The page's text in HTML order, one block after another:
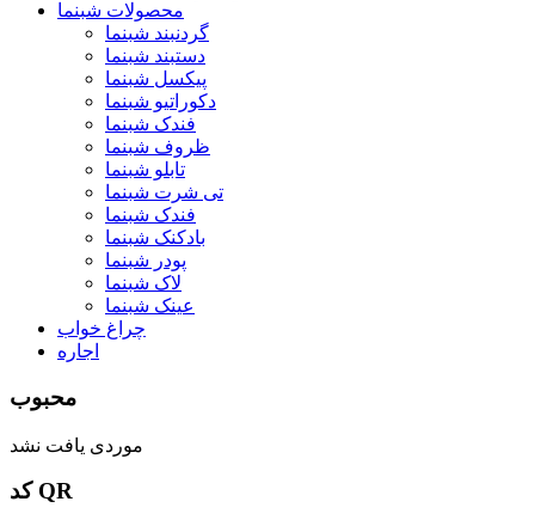
محصولات شبنما
گردنبند شبنما
دستبند شبنما
پیکسل شبنما
دکوراتیو شبنما
فندک شبنما
ظروف شبنما
تابلو شبنما
تی شرت شبنما
فندک شبنما
بادکنک شبنما
پودر شبنما
لاک شبنما
عینک شبنما
چراغ خواب
اجاره
محبوب
موردی یافت نشد
کد QR